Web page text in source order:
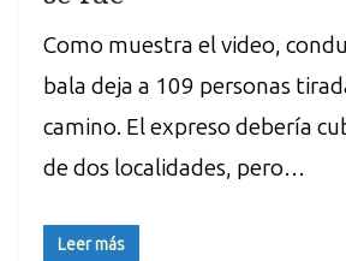
Como muestra el video,
bala deja a 109 personas
camino. El expreso debería
de dos localidades, pero…
Leer más